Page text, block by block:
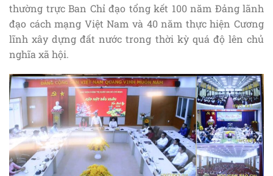
thường trực Ban Chỉ đạo tổng kết 100 năm Đảng lãnh
đạo cách mạng Việt Nam và 40 năm thực hiện Cương
lĩnh xây dựng đất nước trong thời kỳ quá độ lên chủ
nghĩa xã hội.